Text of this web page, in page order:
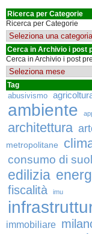
Ricerca per Categorie
Ricerca per Categorie
Cerca in Archivio i post
Cerca in Archivio i post
Tag
abusivismo
ambiente
architettura
metropolitane
consumo di
edilizia
fiscalità imu
immobiliare